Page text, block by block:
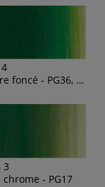
Vert cinabre foncé - PG36, PY83, PW6
3
- PG17